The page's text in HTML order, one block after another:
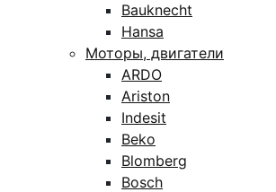
Bauknecht
Hansa
Моторы, двигатели
ARDO
Ariston
Indesit
Beko
Blomberg
Bosch